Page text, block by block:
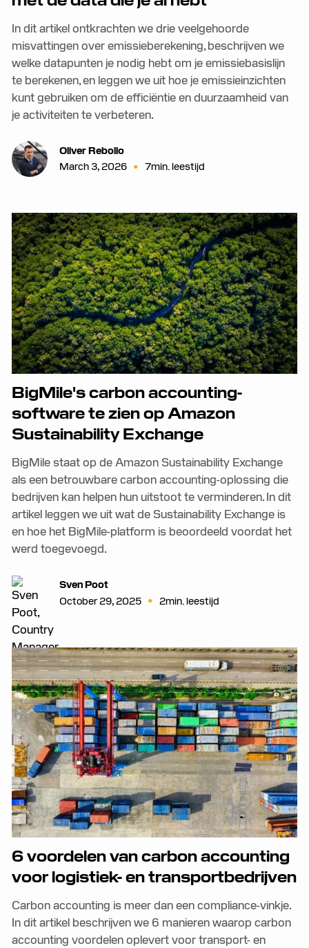
In dit artikel ontkrachten we drie veelgehoorde
misvattingen over emissieberekening, beschrijven we
welke datapunten je nodig hebt om je emissiebasislijn
te berekenen, en leggen we uit hoe je emissieinzichten
kunt gebruiken om de efficiëntie en duurzaamheid van
je activiteiten te verbeteren.
Oliver Rebollo
March 3, 2026 • 7min. leestijd
BigMile's carbon accounting-
software te zien op Amazon
Sustainability Exchange
BigMile staat op de Amazon Sustainability Exchange
als een betrouwbare carbon accounting-oplossing die
bedrijven kan helpen hun uitstoot te verminderen. In dit
artikel leggen we uit wat de Sustainability Exchange is
en hoe het BigMile-platform is beoordeeld voordat het
werd toegevoegd.
Sven Poot
October 29, 2025 • 2min. leestijd
6 voordelen van carbon accounting
voor logistiek- en transportbedrijven
Carbon accounting is meer dan een compliance-vinkje.
In dit artikel beschrijven we 6 manieren waarop carbon
accounting voordelen oplevert voor transport- en